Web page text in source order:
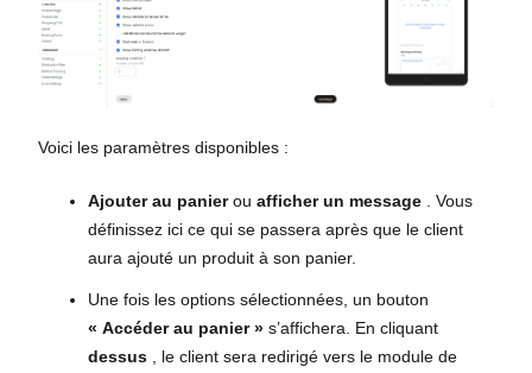
Voici les paramètres disponibles :
Ajouter au panierou afficher un message . Vous
définissez ici ce qui se passera après que le client
aura ajouté un produit à son panier.
Une fois les options sélectionnées, un bouton
« Accéder au panier » s’affichera. En cliquant
dessus , le client sera redirigé vers le module de